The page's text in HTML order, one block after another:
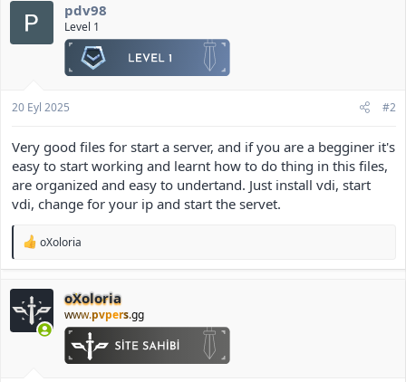
e
r
:
pdv98
Level 1
20 Eyl 2025 #2
Very good files for start a server, and if you are a begginer it's
easy to start working and learnt how to do thing in this files,
are organized and easy to undertand. Just install vdi, start
vdi, change for your ip and start the servet.
T
p
i
l
e
r
oXoloria
oXoloria
www.pvpers.gg